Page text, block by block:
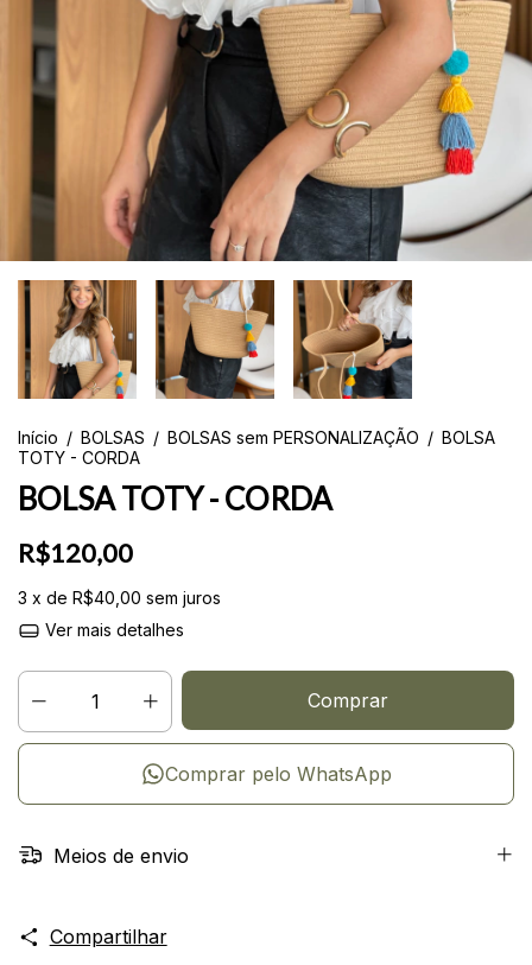
Início / BOLSAS / BOLSAS sem PERSONALIZAÇÃO / BOLSA
TOTY - CORDA
BOLSA TOTY - CORDA
R$120,00
3 x de R$40,00 sem juros
Ver mais detalhes
Comprar pelo WhatsApp
Meios de envio
Compartilhar